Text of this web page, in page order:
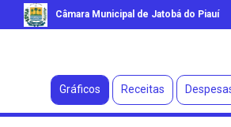
Câmara Municipal de Jatobá do Piauí
Gráficos Receitas